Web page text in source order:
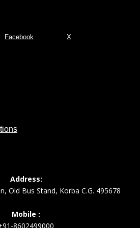
Facebook X
Address:
Old Bus Stand, Korba C.G. 495678
Mobile :
8602499000